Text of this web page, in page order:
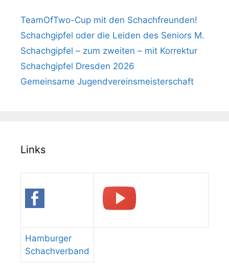
TeamOfTwo-Cup mit den Schachfreunden!
Schachgipfel oder die Leiden des Seniors M.
Schachgipfel – zum zweiten – mit Korrektur
Schachgipfel Dresden 2026
Gemeinsame Jugendvereinsmeisterschaft
Links
Hamburger
Schachverband